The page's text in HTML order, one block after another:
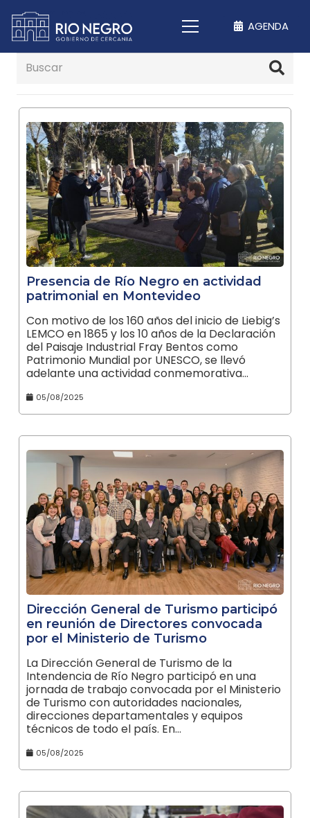
AGENDA
Presencia de Río Negro en actividad
patrimonial en Montevideo
Con motivo de los 160 años del inicio de Liebig’s
LEMCO en 1865 y los 10 años de la Declaración
del Paisaje Industrial Fray Bentos como
Patrimonio Mundial por UNESCO, se llevó
adelante una actividad conmemorativa…
05/08/2025
Dirección General de Turismo participó
en reunión de Directores convocada
por el Ministerio de Turismo
La Dirección General de Turismo de la
Intendencia de Río Negro participó en una
jornada de trabajo convocada por el Ministerio
de Turismo con autoridades nacionales,
direcciones departamentales y equipos
técnicos de todo el país. En…
05/08/2025